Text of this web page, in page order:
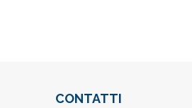
CONTATTI